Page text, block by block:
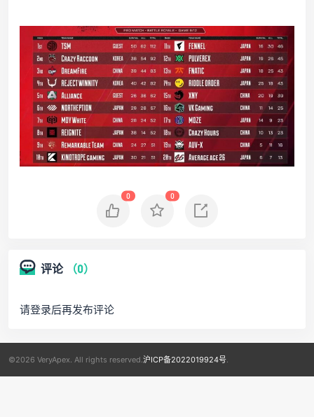
0 0
评论 （0）
请登录后再发布评论
©2026 VeryApex. All rights reserved.沪ICP备2022019924号.